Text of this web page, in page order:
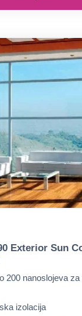
Exterior Sun
200 nanoslojeva
izolacija